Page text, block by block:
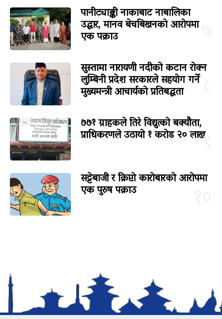
पानीट्याङ्की नाकाबाट नाबालिका
उद्धार, मानव बेचबिखनको आरोपमा
एक पक्राउ
सुस्तामा नारायणी नदीको कटान रोक्न
लुम्बिनी प्रदेश सरकारले सहयोग गर्ने
मुख्यमन्त्री आचार्यको प्रतिबद्धता
९
७७१ ग्राहकले तिरे विद्युत्को बक्यौता,
प्राधिकरणले उठायो १ करोड २० लाख
सट्टेबाजी र क्रिप्टो कारोबारको आरोपमा
एक पुरुष पक्राउ